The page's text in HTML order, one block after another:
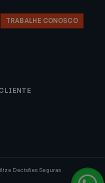
TRABALHE CONOSCO
Decisões Seguras